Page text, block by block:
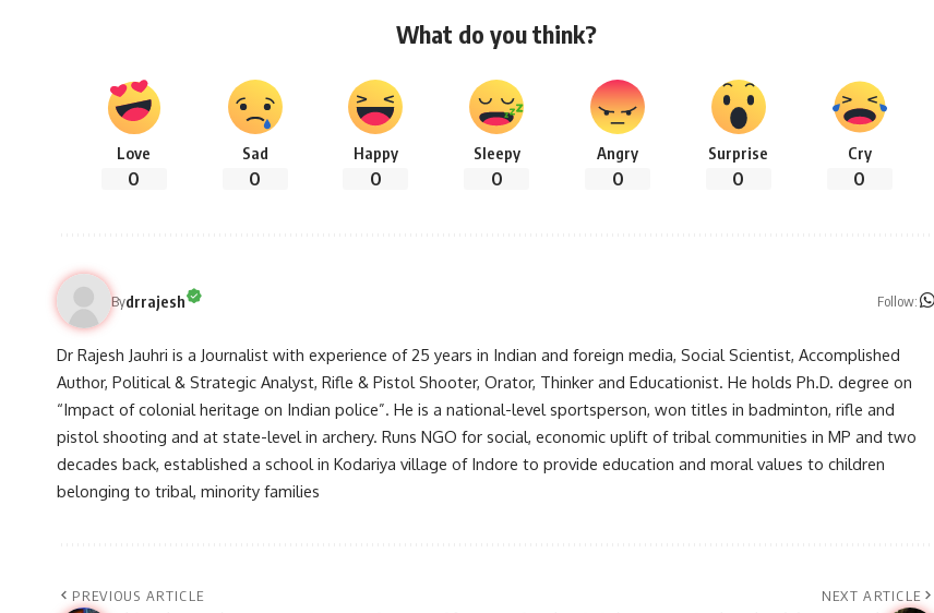
What do you think?
Love
0
Sad
0
Happy
0
Sleepy
0
Angry
0
Surprise
0
Cry
0
Bydrrajesh Follow:
Dr Rajesh Jauhri is a Journalist with experience of 25 years in Indian and foreign media, Social Scientist, Accomplished
Author, Political & Strategic Analyst, Rifle & Pistol Shooter, Orator, Thinker and Educationist. He holds Ph.D. degree on
“Impact of colonial heritage on Indian police”. He is a national-level sportsperson, won titles in badminton, rifle and
pistol shooting and at state-level in archery. Runs NGO for social, economic uplift of tribal communities in MP and two
decades back, established a school in Kodariya village of Indore to provide education and moral values to children
belonging to tribal, minority families
PREVIOUS ARTICLE NEXT ARTICLE